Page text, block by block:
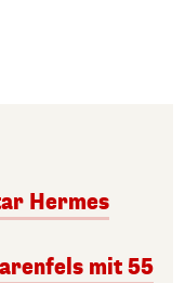
Hermes
mit 55